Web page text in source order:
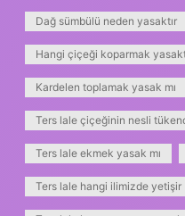
Dağ sümbülü neden yasaktır
Hangi çiçeği koparmak
Kardelen toplamak yasak mı
Ters lale çiçeğinin nesli
Ters lale ekmek yasak mı
Ters lale hangi ilimizde yetişir